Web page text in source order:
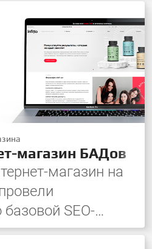
магазин БАДов
магазин на
SEO-